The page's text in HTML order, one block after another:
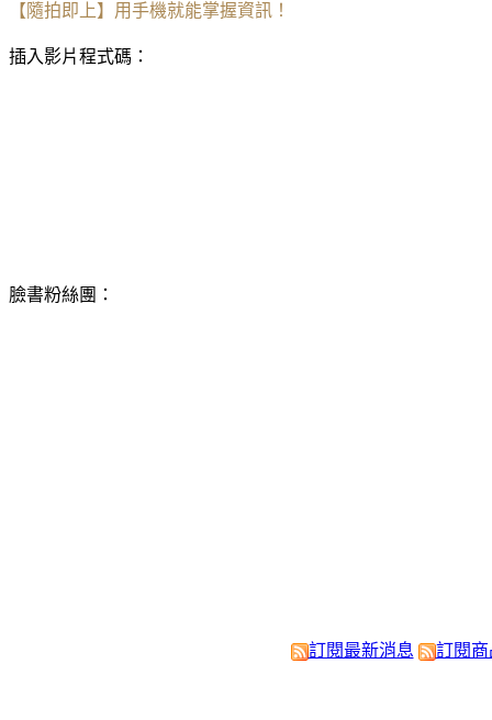
【隨拍即上】用手機就能掌握資訊！
插入影片程式碼：
臉書粉絲團：
訂閱最新消息 訂閱